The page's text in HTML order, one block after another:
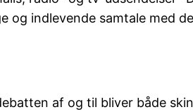
og indlevende samtale med de
af og til bliver både